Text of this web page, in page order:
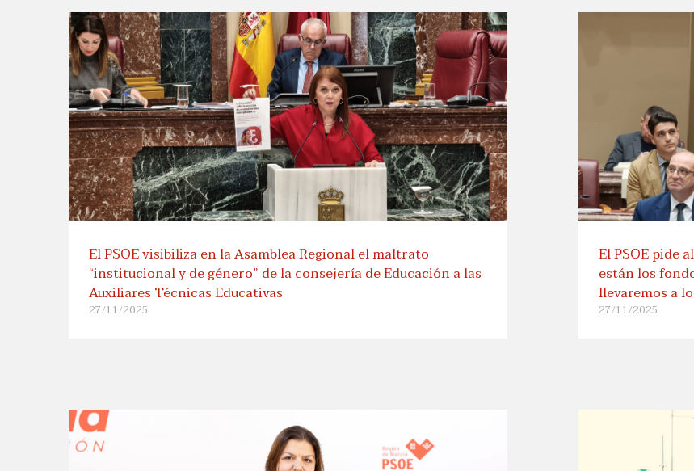
El PSOE visibiliza en la Asamblea Regional el maltrato
“institucional y de género” de la consejería de Educación a las
Auxiliares Técnicas Educativas
27/11/2025
El PSOE pide
están los
llevaremos a
27/11/2025